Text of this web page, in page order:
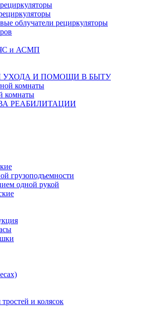
облучатели рециркуляторы
и АСМП
УХОДА И ПОМОЩИ В БЫТУ
комнаты
комнаты
РЕАБИЛИТАЦИИ
грузоподъемности
одной рукой
и колясок